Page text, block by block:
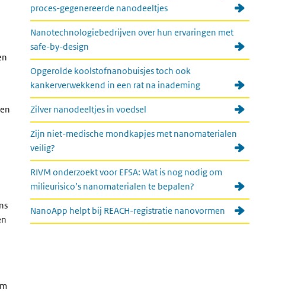
link)
proces-gegenereerde nanodeeltjes
Nanotechnologiebedrijven over hun ervaringen met
safe-by-design
Opgerolde koolstofnanobuisjes toch ook
kankerverwekkend in een rat na inademing
Zilver nanodeeltjes in voedsel
Zijn niet-medische mondkapjes met nanomaterialen
veilig?
RIVM onderzoekt voor EFSA: Wat is nog nodig om
milieurisico’s nanomaterialen te bepalen?
NanoApp helpt bij REACH-registratie nanovormen